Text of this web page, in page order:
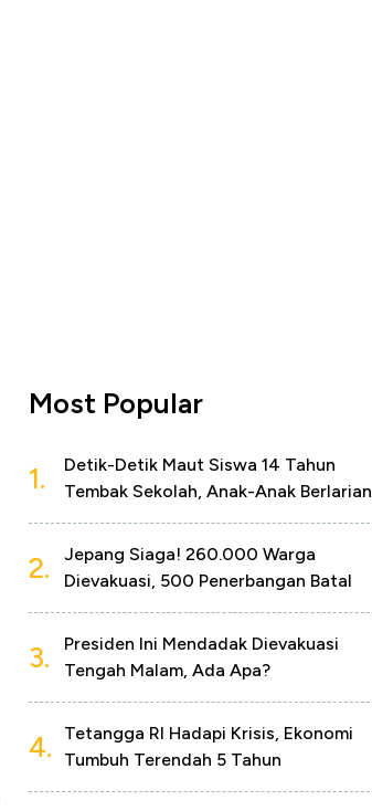
Most Popular
1.
Detik-Detik Maut Siswa 14 Tahun
Tembak Sekolah, Anak-Anak Berlarian
2.
Jepang Siaga! 260.000 Warga
Dievakuasi, 500 Penerbangan Batal
3.
Presiden Ini Mendadak Dievakuasi
Tengah Malam, Ada Apa?
4.
Tetangga RI Hadapi Krisis, Ekonomi
Tumbuh Terendah 5 Tahun